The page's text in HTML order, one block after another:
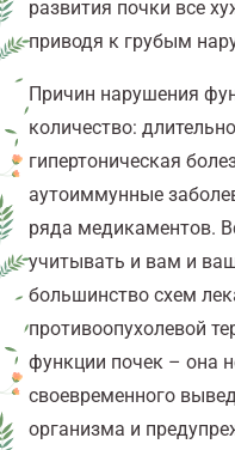
развития почки все
приводя к грубым
Причин нарушения
количество:
гипертоническая
аутоиммунные
ряда медикаментов.
учитывать и вам и
большинство схем
противоопухолевой
функции почек – она
своевременного
организма и